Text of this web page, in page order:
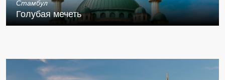
Стамбул
Голубая мечеть